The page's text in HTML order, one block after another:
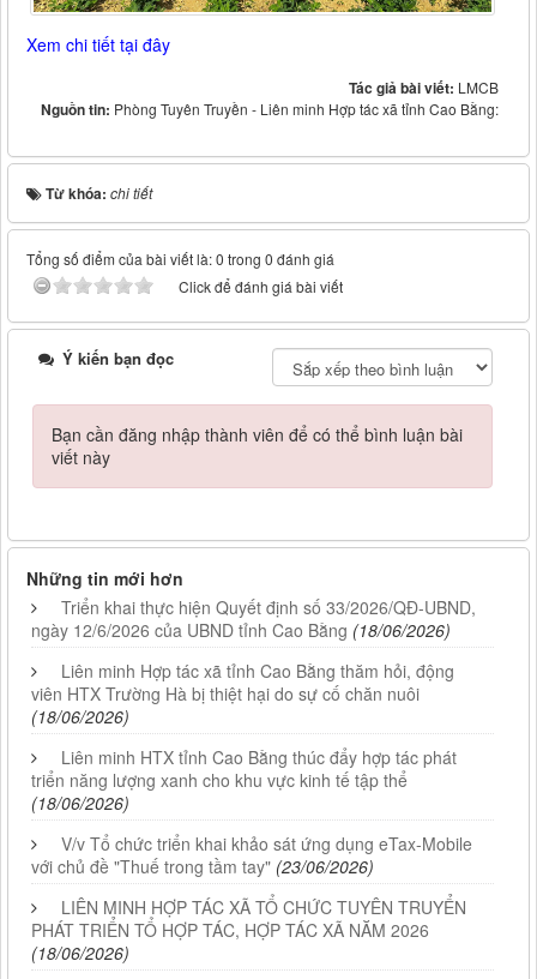
Xem chi tiết tại đây
Tác giả bài viết: LMCB
Nguồn tin: Phòng Tuyên Truyền - Liên minh Hợp tác xã tỉnh Cao Bằng:
Từ khóa: chi tiết
Tổng số điểm của bài viết là: 0 trong 0 đánh giá
Click để đánh giá bài viết
Ý kiến bạn đọc
Bạn cần đăng nhập thành viên để có thể bình luận bài
viết này
Những tin mới hơn
Triển khai thực hiện Quyết định số 33/2026/QĐ-UBND,
ngày 12/6/2026 của UBND tỉnh Cao Bằng (18/06/2026)
Liên minh Hợp tác xã tỉnh Cao Bằng thăm hỏi, động
viên HTX Trường Hà bị thiệt hại do sự cố chăn nuôi
(18/06/2026)
Liên minh HTX tỉnh Cao Bằng thúc đẩy hợp tác phát
triển năng lượng xanh cho khu vực kinh tế tập thể
(18/06/2026)
V/v Tổ chức triển khai khảo sát ứng dụng eTax-Mobile
với chủ đề "Thuế trong tầm tay" (23/06/2026)
LIÊN MINH HỢP TÁC XÃ TỔ CHỨC TUYÊN TRUYỂN
PHÁT TRIỂN TỔ HỢP TÁC, HỢP TÁC XÃ NĂM 2026
(18/06/2026)